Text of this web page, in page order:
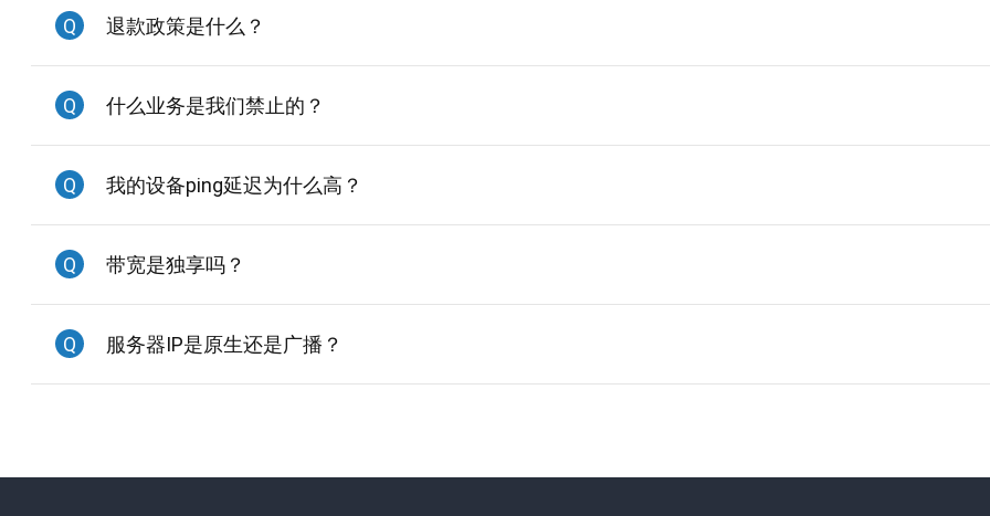
Q 退款政策是什么？
Q 什么业务是我们禁止的？
Q 我的设备ping延迟为什么高？
Q 带宽是独享吗？
Q 服务器IP是原生还是广播？